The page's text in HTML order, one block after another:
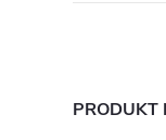
PRODUKT